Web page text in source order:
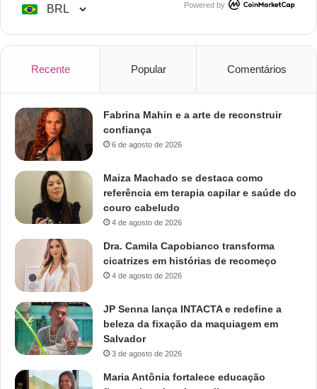
Powered by
Recente Popular Comentários
Fabrina Mahin e a arte de reconstruir
confiança
6 de agosto de 2026
Maiza Machado se destaca como
referência em terapia capilar e saúde do
couro cabeludo
4 de agosto de 2026
Dra. Camila Capobianco transforma
cicatrizes em histórias de recomeço
4 de agosto de 2026
JP Senna lança INTACTA e redefine a
beleza da fixação da maquiagem em
Salvador
3 de agosto de 2026
Maria Antônia fortalece educação